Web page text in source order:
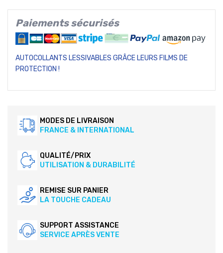
Paiements sécurisés
AUTOCOLLANTS LESSIVABLES GRÂCE LEURS FILMS DE
PROTECTION !
MODES DE LIVRAISON
FRANCE & INTERNATIONAL
QUALITÉ/PRIX
UTILISATION & DURABILITÉ
REMISE SUR PANIER
LA TOUCHE CADEAU
SUPPORT ASSISTANCE
SERVICE APRÈS VENTE